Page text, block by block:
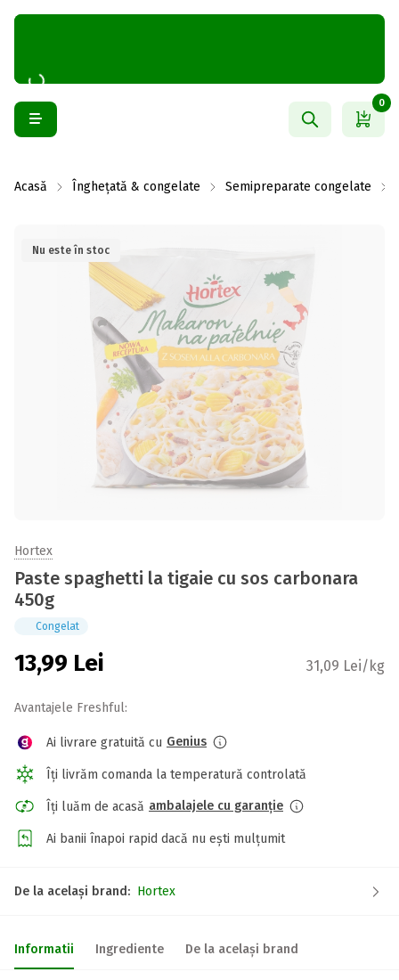
0
Acasă Înghețată & congelate Semipreparate congelate
Nu este în stoc
Hortex
Paste spaghetti la tigaie cu sos carbonara
450g
Congelat
13,99 Lei 31,09 Lei/kg
Avantajele Freshful:
Ai livrare gratuită cu Genius
Îți livrăm comanda la temperatură controlată
Îți luăm de acasă ambalajele cu garanție
Ai banii înapoi rapid dacă nu ești mulțumit
De la același brand: Hortex
Informatii Ingrediente De la același brand